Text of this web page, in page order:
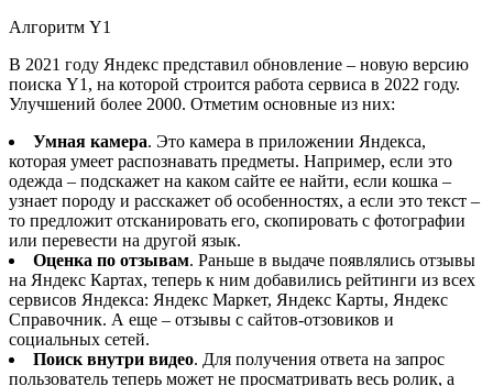
Алгоритм Y1
В 2021 году Яндекс представил обновление – новую версию
поиска Y1, на которой строится работа сервиса в 2022 году.
Улучшений более 2000. Отметим основные из них:
Умная камера. Это камера в приложении Яндекса,
которая умеет распознавать предметы. Например, если это
одежда – подскажет на каком сайте ее найти, если кошка –
узнает породу и расскажет об особенностях, а если это текст –
то предложит отсканировать его, скопировать с фотографии
или перевести на другой язык.
Оценка по отзывам. Раньше в выдаче появлялись отзывы
на Яндекс Картах, теперь к ним добавились рейтинги из всех
сервисов Яндекса: Яндекс Маркет, Яндекс Карты, Яндекс
Справочник. А еще – отзывы с сайтов-отзовиков и
социальных сетей.
Поиск внутри видео. Для получения ответа на запрос
пользователь теперь может не просматривать весь ролик, а